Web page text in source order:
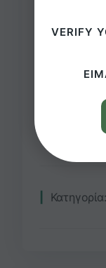
VERIFY
24,9
Κατηγορία: